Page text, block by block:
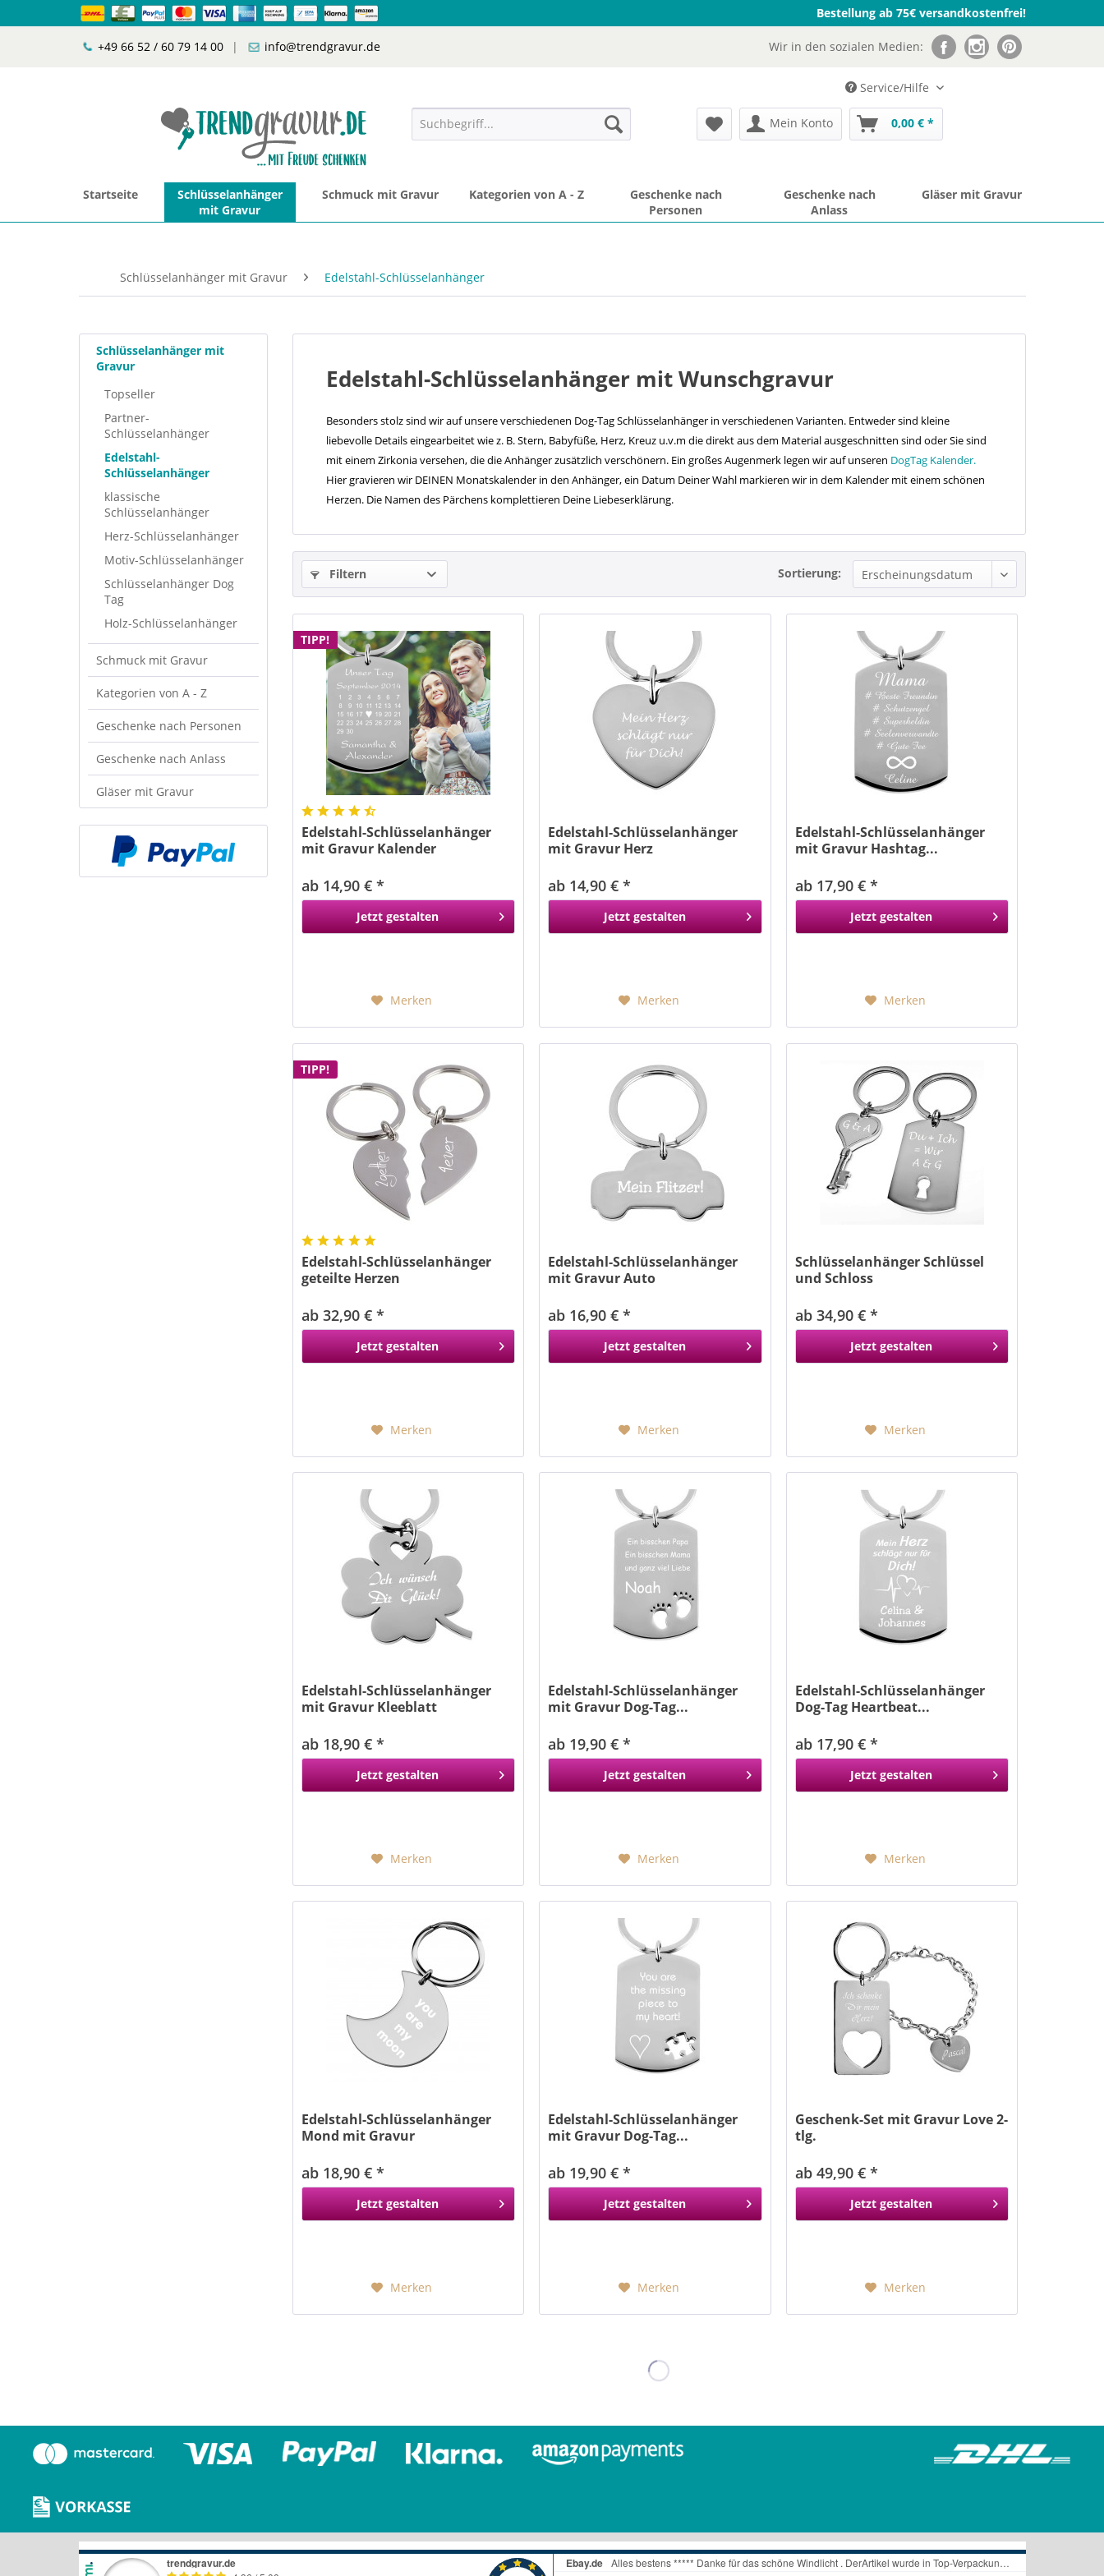
Bestellung ab 75€ versandkostenfrei!
+49 66 52 / 60 79 14 00 | info@trendgravur.de Wir in den sozialen Medien:
Service/Hilfe
Mein Konto 0,00 € *
Startseite
Schlüsselanhänger
mit Gravur
Schmuck mit Gravur Kategorien von A - Z
Geschenke nach
Personen
Geschenke nach
Anlass
Gläser mit Gravur
Schlüsselanhänger mit Gravur Edelstahl-Schlüsselanhänger
Schlüsselanhänger mit
Gravur
Topseller
Partner-
Schlüsselanhänger
Edelstahl-
Schlüsselanhänger
klassische
Schlüsselanhänger
Herz-Schlüsselanhänger
Motiv-Schlüsselanhänger
Schlüsselanhänger Dog
Tag
Holz-Schlüsselanhänger
Schmuck mit Gravur
Kategorien von A - Z
Geschenke nach Personen
Geschenke nach Anlass
Gläser mit Gravur
Edelstahl-Schlüsselanhänger mit Wunschgravur
Besonders stolz sind wir auf unsere verschiedenen Dog-Tag Schlüsselanhänger in verschiedenen Varianten. Entweder sind kleine
liebevolle Details eingearbeitet wie z. B. Stern, Babyfüße, Herz, Kreuz u.v.m die direkt aus dem Material ausgeschnitten sind oder Sie sind
mit einem Zirkonia versehen, die die Anhänger zusätzlich verschönern. Ein großes Augenmerk legen wir auf unseren DogTag Kalender.
Hier gravieren wir DEINEN Monatskalender in den Anhänger, ein Datum Deiner Wahl markieren wir in dem Kalender mit einem schönen
Herzen. Die Namen des Pärchens komplettieren Deine Liebeserklärung.
Filtern Sortierung:
TIPP!
Edelstahl-Schlüsselanhänger
mit Gravur Kalender
ab 14,90 € *
Jetzt gestalten
Merken
Edelstahl-Schlüsselanhänger
mit Gravur Herz
ab 14,90 € *
Jetzt gestalten
Merken
Edelstahl-Schlüsselanhänger
mit Gravur Hashtag...
ab 17,90 € *
Jetzt gestalten
Merken
TIPP!
Edelstahl-Schlüsselanhänger
geteilte Herzen
ab 32,90 € *
Jetzt gestalten
Merken
Edelstahl-Schlüsselanhänger
mit Gravur Auto
ab 16,90 € *
Jetzt gestalten
Merken
Schlüsselanhänger Schlüssel
und Schloss
ab 34,90 € *
Jetzt gestalten
Merken
Edelstahl-Schlüsselanhänger
mit Gravur Kleeblatt
ab 18,90 € *
Jetzt gestalten
Merken
Edelstahl-Schlüsselanhänger
mit Gravur Dog-Tag...
ab 19,90 € *
Jetzt gestalten
Merken
Edelstahl-Schlüsselanhänger
Dog-Tag Heartbeat...
ab 17,90 € *
Jetzt gestalten
Merken
Edelstahl-Schlüsselanhänger
Mond mit Gravur
ab 18,90 € *
Jetzt gestalten
Merken
Edelstahl-Schlüsselanhänger
mit Gravur Dog-Tag...
ab 19,90 € *
Jetzt gestalten
Merken
Geschenk-Set mit Gravur Love 2-
tlg.
ab 49,90 € *
Jetzt gestalten
Merken